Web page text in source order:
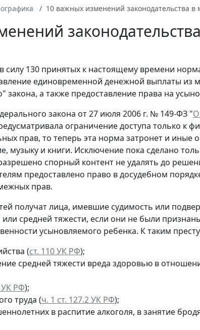
10 важных изменений законодательства в
силу 130 принятых к настоящему времени
единовременной денежной выплаты из
закона, а также предоставление права на
закона от 27 июля 2006 г. № 149-ФЗ "
ограничение доступа только к
прав, то теперь эта норма затронет и иные
музыку и книги. Исключение пока сделано
спорный контент не удалять до
предоставлено право в досудебном
прав.
получат лица, имевшие судимость или
средней тяжести, если они не были
усыновляемого ребенка. К таким
(ст. 110 УК РФ);
средней тяжести вреда здоровью в
УК РФ);
труда (ч. 1 ст. 127.2 УК РФ);
в распитие алкоголя, в занятие